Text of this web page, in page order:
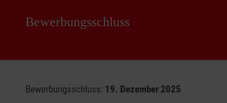
Bewerbungsschluss
Bewerbungsschluss: 19. Dezember 2025